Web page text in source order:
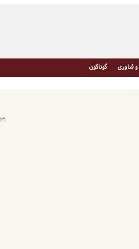
فناوری گوناگون
۳۱ فروردین ۱۴۰۱